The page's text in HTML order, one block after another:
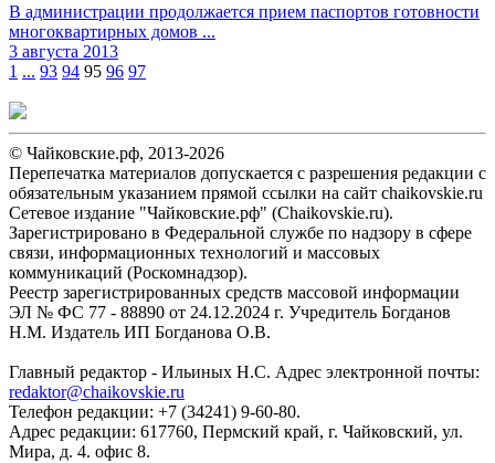
В администрации продолжается прием паспортов готовности
многоквартирных домов ...
3 августа 2013
1 ... 93 94 95 96 97
© Чайковские.рф, 2013-2026
Перепечатка материалов допускается с разрешения редакции с
обязательным указанием прямой ссылки на сайт chaikovskie.ru
Сетевое издание "Чайковские.рф" (Chaikovskie.ru).
Зарегистрировано в Федеральной службе по надзору в сфере
связи, информационных технологий и массовых
коммуникаций (Роскомнадзор).
Реестр зарегистрированных средств массовой информации
ЭЛ № ФС 77 - 88890 от 24.12.2024 г. Учредитель Богданов
Н.М. Издатель ИП Богданова О.В.
Главный редактор - Ильиных Н.С. Адрес электронной почты:
redaktor@chaikovskie.ru
Телефон редакции: +7 (34241) 9-60-80.
Адрес редакции: 617760, Пермский край, г. Чайковский, ул.
Мира, д. 4. офис 8.